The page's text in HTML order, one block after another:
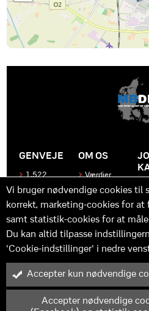
GENVEJE
1.522
Produkter
Kontakt
os
OM OS
Værdier
Historen
bag
MBDK
Hvad gør
os unikke
y™ er driftet af MBDK ApS –
pressenævnet siden 25. maj 2011.
Vi bruger nødvendige cookies til
korrekt, marketing-cookies for at
samt statistik-cookies for at
Du kan altid tilpasse
'Cookie-indstillinger' i nedre
Accepter kun nødvendige
Accepter nødvendige